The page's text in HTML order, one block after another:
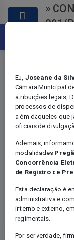
Abrir a
»
001/
Você
001/
Regida pela
Eu, Joseane da
Câmara Municipal
atribuições legais,
processos de
além daqueles que
oficiais de
Ademais,
modalidades
Concorrência
de Registro de
Esta declaração é
administrativa e
interno e externo,
regimentais.
Por ser verdade,